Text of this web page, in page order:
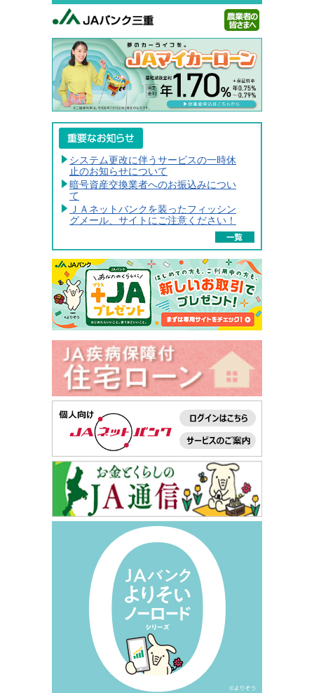
-->
システム更改に伴うサービスの一時休
止のお知らせについて
暗号資産交換業者へのお振込みについ
て
ＪＡネットバンクを装ったフィッシン
グメール、サイトにご注意ください！